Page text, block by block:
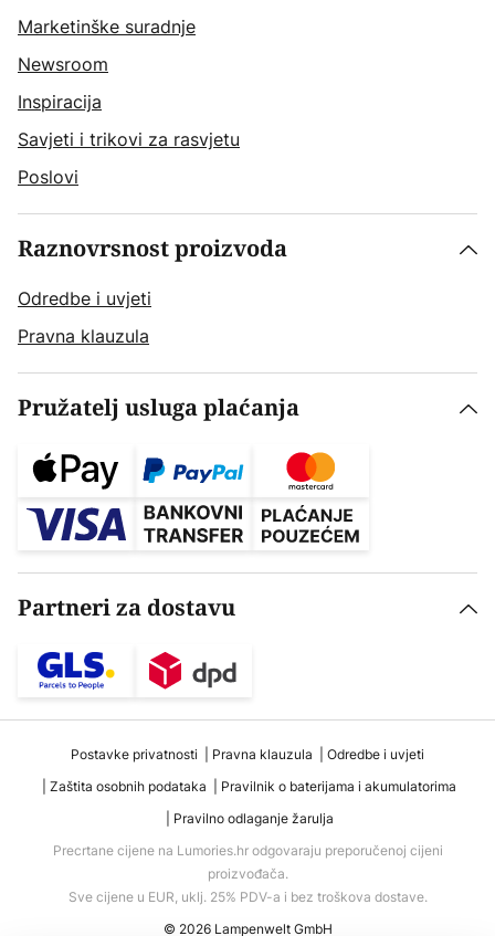
Marketinške suradnje
Newsroom
Inspiracija
Savjeti i trikovi za rasvjetu
Poslovi
Raznovrsnost proizvoda
Odredbe i uvjeti
Pravna klauzula
Pružatelj usluga plaćanja
Partneri za dostavu
Postavke privatnosti Pravna klauzula
Odredbe i uvjeti
Zaštita osobnih podataka
Pravilnik o baterijama i akumulatorima
Pravilno odlaganje žarulja
Precrtane cijene na Lumories.hr odgovaraju preporučenoj cijeni
proizvođača.
Sve cijene u EUR, uklj. 25% PDV-a i bez troškova dostave.
© 2026 Lampenwelt GmbH